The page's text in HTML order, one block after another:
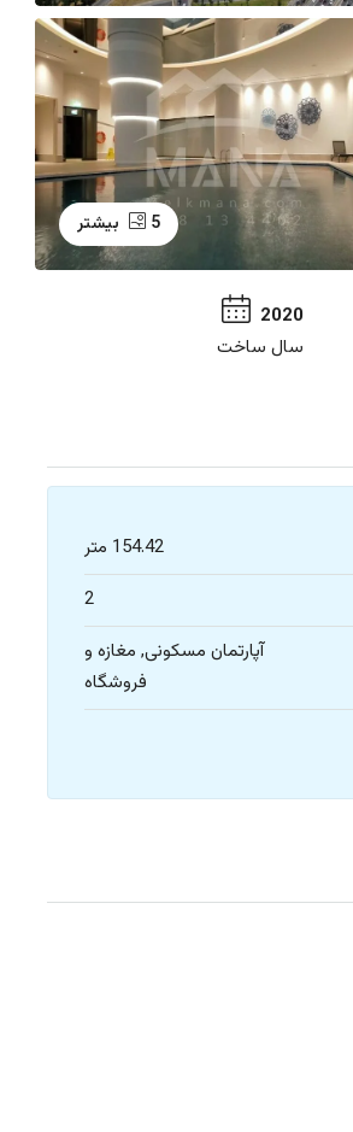
5 بیشتر
2020
سال ساخت
154.42 متر
2
آپارتمان مسکونی, مغازه و
فروشگاه